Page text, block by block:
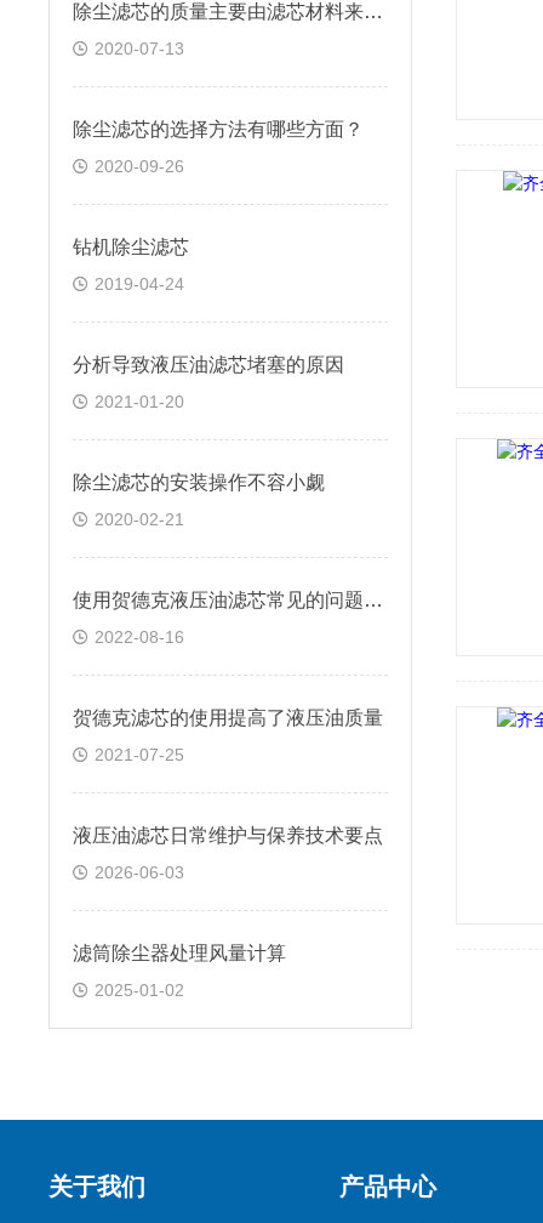
除尘滤芯的质量主要由滤芯材料来决定
2020-07-13
除尘滤芯的选择方法有哪些方面？
2020-09-26
钻机除尘滤芯
2019-04-24
分析导致液压油滤芯堵塞的原因
2021-01-20
除尘滤芯的安装操作不容小觑
2020-02-21
使用贺德克液压油滤芯常见的问题有哪些？
2022-08-16
贺德克滤芯的使用提高了液压油质量
2021-07-25
液压油滤芯日常维护与保养技术要点
2026-06-03
滤筒除尘器处理风量计算
2025-01-02
关于我们 产品中心